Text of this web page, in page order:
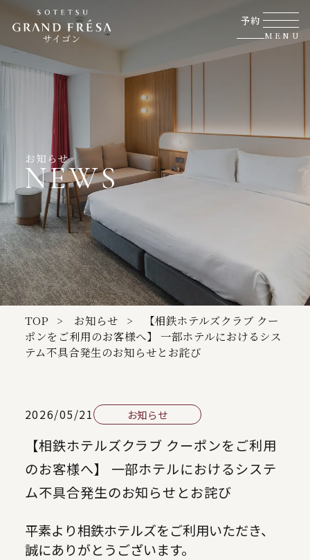
サイゴン
予約
MENU
お知らせ
NEWS
TOP お知らせ
【相鉄ホテルズクラブ クー
ポンをご利用のお客様へ】 一部ホテルにおけるシス
テム不具合発生のお知らせとお詫び
2026/05/21 お知らせ
【相鉄ホテルズクラブ クーポンをご利用
のお客様へ】 一部ホテルにおけるシステ
ム不具合発生のお知らせとお詫び
平素より相鉄ホテルズをご利用いただき、
誠にありがとうございます。